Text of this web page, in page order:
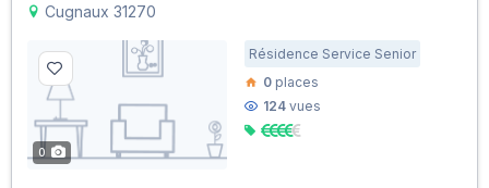
Cugnaux 31270
0
Résidence Service Senior
0 places
124 vues